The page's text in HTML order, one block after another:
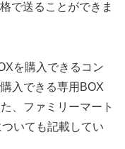
で送ることができま
を購入できるコン
入できる専用BOX
、ファミリーマート
いても記載してい